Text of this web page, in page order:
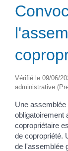
Vérifié le 09/06/
administrative
Une
obligatoirement
copropriétaire
de copropriété.
de l'assemblée